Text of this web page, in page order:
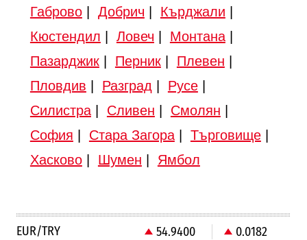
Габрово| Добрич Кърджали
Кюстендил
Ловеч Монтана|
Пазарджик| Перник| Плевен
Пловдив
Разград Русе|
Силистра| Сливен Смолян
София
Стара Загора| Търговище|
Хасково| Шумен Ямбол
EUR/TRY 54.9400
0.0182